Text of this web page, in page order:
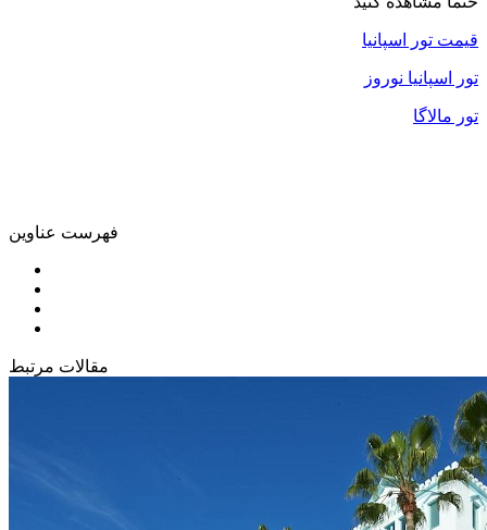
قیمت تور اسپانیا
تور اسپانیا نوروز
تور مالاگا
فهرست عناوین
مقالات مرتبط